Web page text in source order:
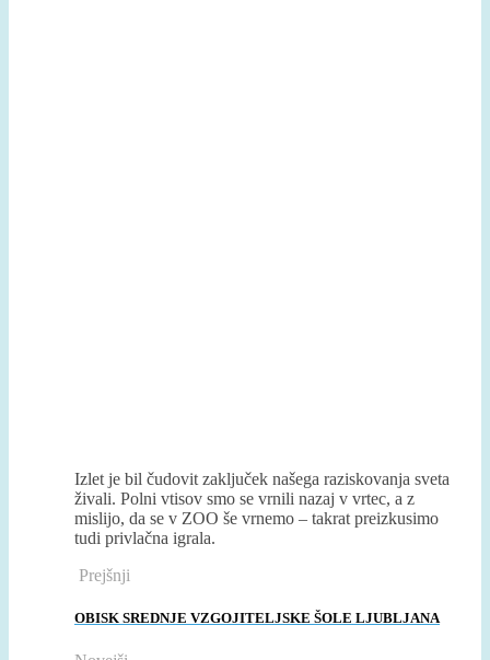
Izlet je bil čudovit zaključek našega raziskovanja sveta
živali. Polni vtisov smo se vrnili nazaj v vrtec, a z
mislijo, da se v ZOO še vrnemo – takrat preizkusimo
tudi privlačna igrala.
Prejšnji
OBISK SREDNJE VZGOJITELJSKE ŠOLE LJUBLJANA